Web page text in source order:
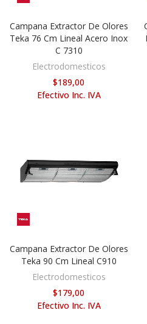
AÑADIR AL CARRITO
Campana Extractor De Olores
Teka 76 Cm Lineal Acero Inox
C 7310
Electrodomesticos
$189,00
Efectivo Inc. IVA
AÑADIR AL CARRITO
Campana Extractor De Olores
Teka 90 Cm Lineal C910
Electrodomesticos
$179,00
Efectivo Inc. IVA